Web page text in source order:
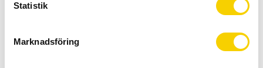
Statistik
Marknadsföring
Vevparti: